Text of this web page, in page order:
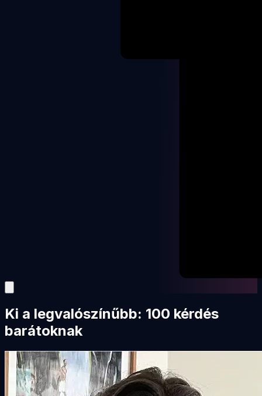
Ki a legvalószínűbb: 100 kérdés
barátoknak